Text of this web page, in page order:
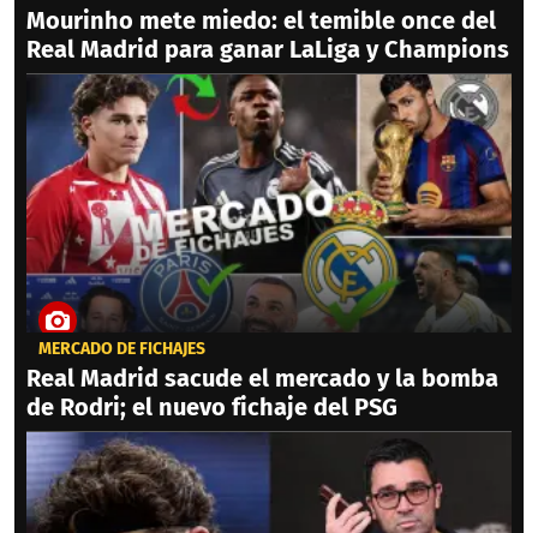
Mourinho mete miedo: el temible once del
Real Madrid para ganar LaLiga y Champions
MERCADO DE FICHAJES
Real Madrid sacude el mercado y la bomba
de Rodri; el nuevo fichaje del PSG